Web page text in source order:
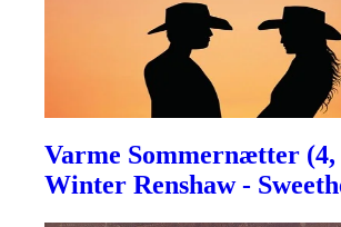
Varme Sommernætter (4,
Winter Renshaw -